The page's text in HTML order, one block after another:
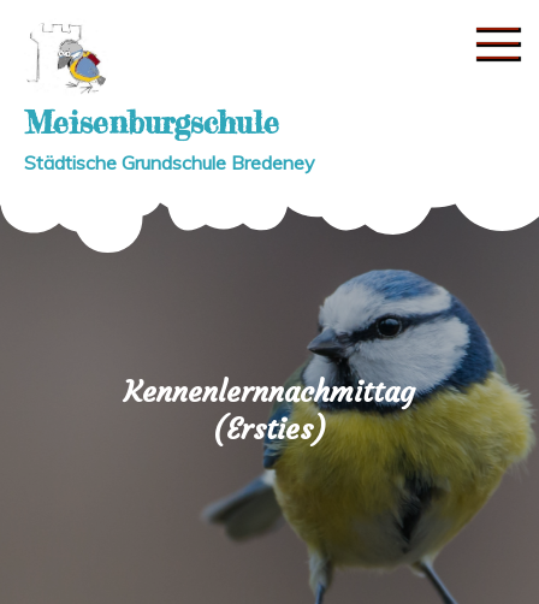
content
Meisenburgschule
Städtische Grundschule Bredeney
Kennenlernnachmittag
(Ersties)